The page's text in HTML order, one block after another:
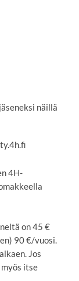
näillä
4H-
on 45 €
90 €/vuosi.
Jos
itse